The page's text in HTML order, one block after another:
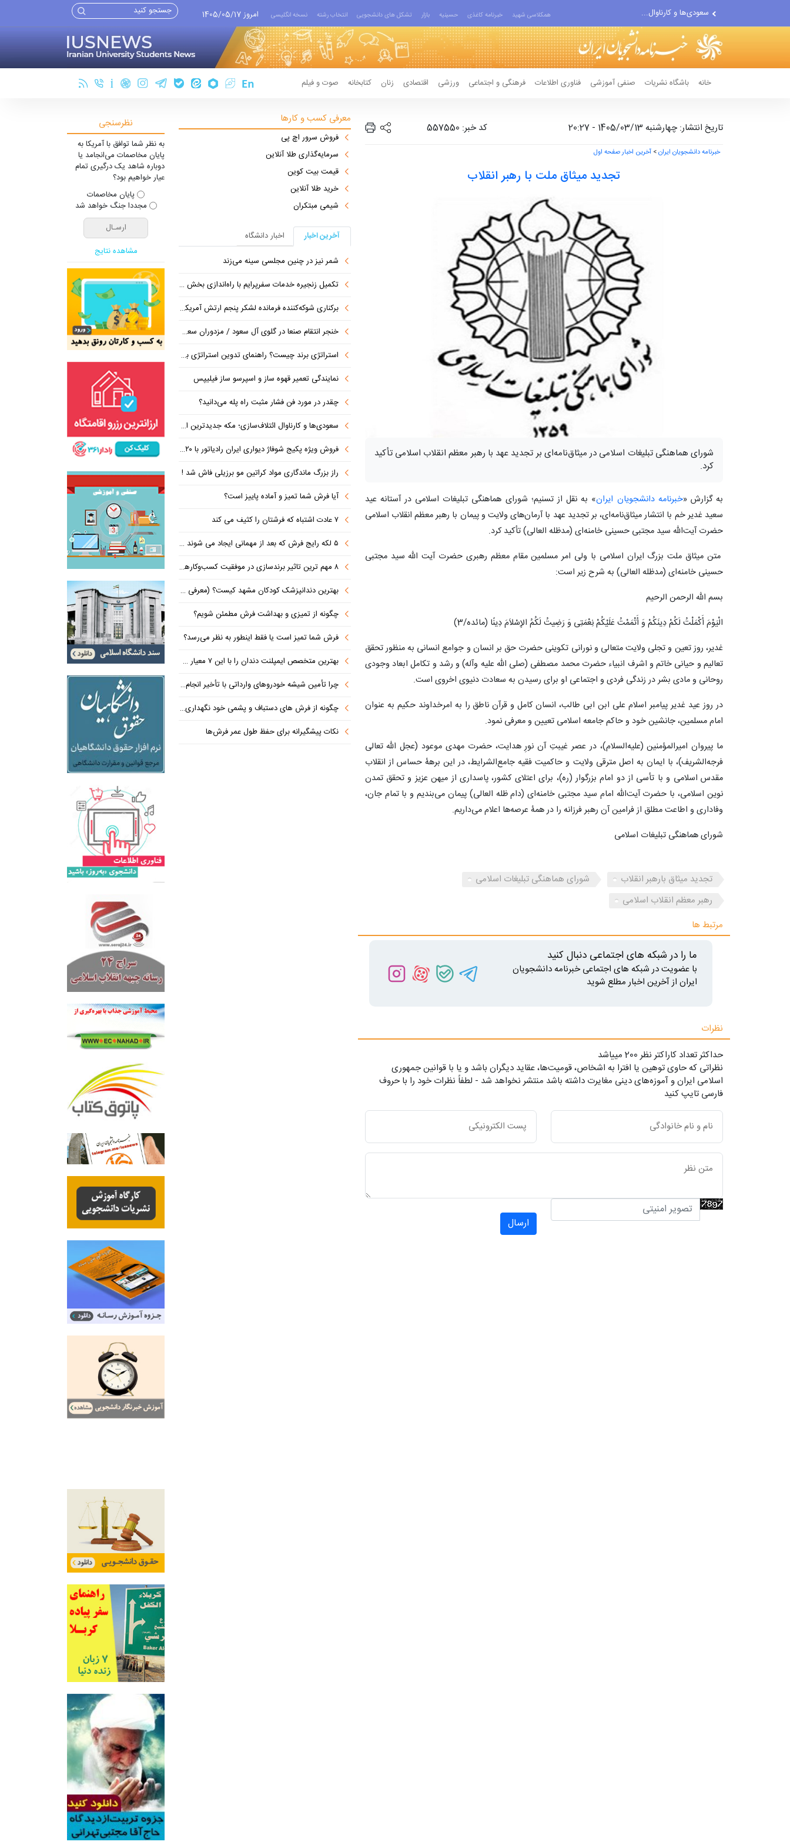
پیشنهاد ناصر هادیان در...
معامله با گرگِ آمریکایی،...
همکلاسی شهید خبرنامه کاغذی حسینیه بازار تشکل های دانشجویی انتخاب رشته نسخه انگلیسی امروز 1405/05/17
خانه باشگاه نشریات صنفی آموزشی فناوری اطلاعات فرهنگی و اجتماعی ورزشی اقتصادی زنان کتابخانه صوت و فیلم
تاریخ انتشار: چهارشنبه 1405/03/13 - 20:27 کد خبر: 557550
خبرنامه دانشجویان ایران> آخرین اخبار صفحه اول
تجدید میثاق ملت با رهبر انقلاب
شورای هماهنگی تبلیغات اسلامی در میثاق‌نامه‌ای بر تجدید عهد با رهبر معظم انقلاب اسلامی تأکید
کرد.
به گزارش «خبرنامه دانشجویان ایران» به نقل از تسنیم؛ شورای هماهنگی تبلیغات اسلامی در آستانه عید
سعید غدیر خم با انتشار میثاق‌نامه‌ای، بر تجدید عهد با آرمان‌های ولایت و پیمان با رهبر معظم انقلاب اسلامی
حضرت آیت‌الله سید مجتبی حسینی خامنه‌ای (مدظله العالی) تأکید کرد.
متن میثاق ملت بزرگ ایران اسلامی با ولی امر مسلمین مقام معظم رهبری حضرت آیت الله سید مجتبی
حسینی خامنه‌ای (مدظله العالی) به شرح زیر است:
بسم الله الرحمن الرحیم
الْیَوْمَ أَکْمَلْتُ لَکُمْ دِینَکُمْ وَ أَتْمَمْتُ عَلَیْکُمْ نِعْمَتِی وَ رَضِیتُ لَکُمُ الإِسْلاَمَ دِینًا (مائده/3)
غدیر، روز تعین و تجلی ولایت متعالی و نورانی تکوینی حضرت حق بر انسان و جوامع انسانی به منظور تحقق
تعالیم و حیانی خاتم و اشرف انبیاء حضرت محمد مصطفی (صلی الله علیه وآله) و رشد و تکامل ابعاد وجودی
روحانی و مادی بشر در زندگی فردی و اجتماعی او برای رسیدن به سعادت دنیوی اخروی است.
در روز عید غدیر پیامبر اسلام علی ابن ابی طالب، انسان کامل و قرآن ناطق را به امرخداوند حکیم به عنوان
امام مسلمین، جانشین خود و حاکم جامعه اسلامی تعیین و معرفی نمود.
ما پیروان امیرالمؤمنین (علیه‌السلام)، در عصر غیبتِ آن نورِ هدایت، حضرت مهدی موعود (عجل الله تعالی
فرجه‌الشریف)، با ایمان به اصل مترقی ولایت و حاکمیت فقیه جامع‌الشرایط، در این برهۀ حساس از انقلاب
مقدس اسلامی و با تأسی از دو امام بزرگوار (ره)، برای اعتلای کشور، پاسداری از میهن عزیز و تحقق تمدن
نوین اسلامی، با حضرت آیت‌الله امام سید مجتبی خامنه‌ای (دام ظله العالی) پیمان می‌بندیم و با تمام جان،
وفاداری و اطاعت مطلق از فرامین آن رهبر فرزانه را در همۀ عرصه‌ها اعلام می‌داریم.
شورای هماهنگی تبلیغات اسلامی
تجدید میثاق بارهبر انقلاب
شورای هماهنگی تبلیغات اسلامی
رهبر معظم انقلاب اسلامی
مرتبط ها
ما را در شبکه های اجتماعی دنبال کنید
با عضویت در شبکه های اجتماعی خبرنامه دانشجویان
ایران از آخرین اخبار مطلع شوید
نظرات
حداکثر تعداد کاراکتر نظر 200 ميياشد
نظراتی که حاوی توهین یا افترا به اشخاص، قومیت‌ها، عقاید دیگران باشد و یا با قوانین جمهوری
اسلامی ایران و آموزه‌های دینی مغایرت داشته باشد منتشر نخواهد شد - لطفاً نظرات خود را با حروف
فارسی تایپ کنید
ارسال
معرفی کسب و کارها
فروش سرور اچ پی
سرمایه‌گذاری طلا آنلاین
قیمت بیت کوین
خرید طلا آنلاین
شیمی مبتکران
آخرین اخبار
اخبار دانشگاه
شمر نیز در چنین مجلسی سینه می‌زند
تکمیل زنجیره خدمات سفرپرایم با راه‌اندازی بخش تور
برکناری شوکه‌کننده فرمانده لشکر پنجم ارتش آمریکا در اروپا
خنجر انتقام صنعا در گلوی آل سعود / مزدوران سعودی زیر ضرب انصارالله
استراتژی برند چیست؟ راهنمای تدوین استراتژی برند برای ساخت مسیر رشد متمایز
نمایندگی تعمیر قهوه ساز و اسپرسو ساز فیلیپس
چقدر در مورد فن فشار مثبت راه پله می‌دانید؟
سعودی‌ها و کارناوال ائتلاف‌سازی؛ مکه جدیدترین ایستگاه در مسیر بی‌نتیجه‌ها
فروش ویژه پکیج شوفاژ دیواری ایران رادیاتور با ۲۰ درصد تخفیف
راز بزرگ ماندگاری مواد کراتین مو برزیلی فاش شد !
آیا فرش شما تمیز و آماده پاییز است؟
۷ عادت اشتباه که فرشتان را کثیف می کند
۵ لکه رایج فرش که بعد از مهمانی ایجاد می شوند (+روش تمیز کردن)
۸ مهم ترین تاثیر برندسازی در موفقیت کسب‌وکارهای نوپا
بهترین دندانپزشک کودکان مشهد کیست؟ (معرفی ۵ پزشک برتر!)
چگونه از تمیزی و بهداشت فرش مطمئن شویم؟
فرش شما تمیز است یا فقط اینطور به نظر می‌رسد؟
بهترین متخصص ایمپلنت دندان را با این ۷ معیار حرفه‌ای انتخاب کنید
چرا تأمین شیشه خودروهای وارداتی با تأخیر انجام می‌شود؟
چگونه از فرش های دستباف و پشمی خود نگهداری کنیم؟
نکات پیشگیرانه برای حفظ طول عمر فرش‌ها
نظرسنجی
به نظر شما توافق با آمریکا به
پایان مخاصمات می‌انجامد یا
دوباره شاهد یک درگیری تمام
عیار خواهیم بود؟
پایان مخاصمات
مجددا جنگ خواهد شد
مشاهده نتایج